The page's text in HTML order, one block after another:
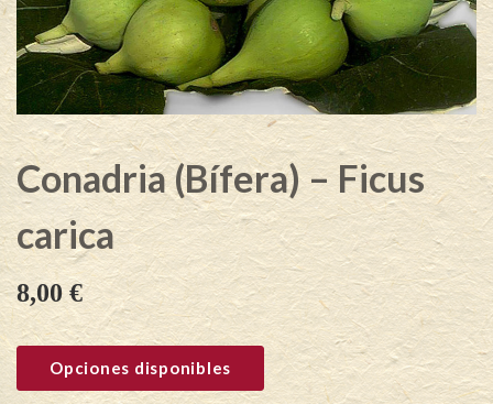
Conadria (Bífera) – Ficus
carica
8,00 €
Opciones disponibles